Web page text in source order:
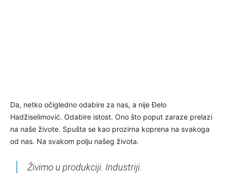
Da, netko očigledno odabire za nas, a nije Đelo
Hadžiselimović. Odabire istost. Ono što poput zaraze prelazi
na naše živote. Spušta se kao prozirna koprena na svakoga
od nas. Na svakom polju našeg života.
Živimo u produkciji. Industriji.